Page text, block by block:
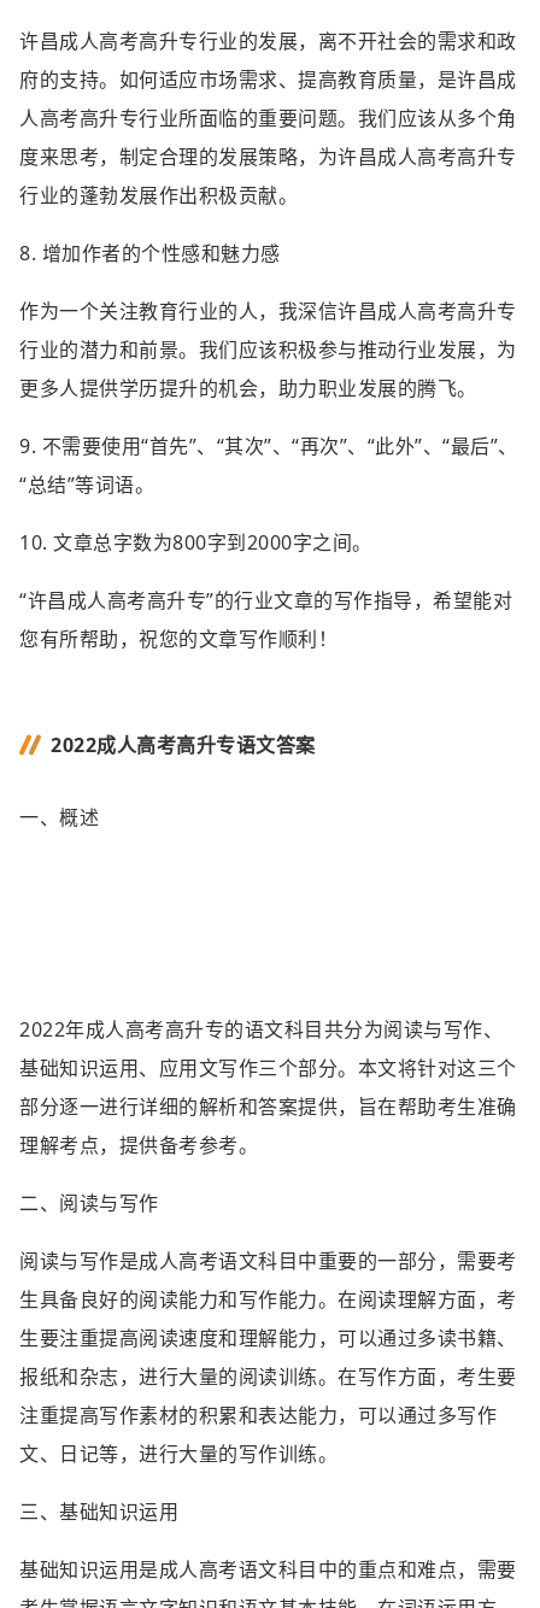
许昌成人高考高升专行业的发展，离不开社会的需求和政
府的支持。如何适应市场需求、提高教育质量，是许昌成
人高考高升专行业所面临的重要问题。我们应该从多个角
度来思考，制定合理的发展策略，为许昌成人高考高升专
行业的蓬勃发展作出积极贡献。
8. 增加作者的个性感和魅力感
作为一个关注教育行业的人，我深信许昌成人高考高升专
行业的潜力和前景。我们应该积极参与推动行业发展，为
更多人提供学历提升的机会，助力职业发展的腾飞。
9. 不需要使用“首先”、“其次”、“再次”、“此外”、“最后”、
“总结”等词语。
10. 文章总字数为800字到2000字之间。
“许昌成人高考高升专”的行业文章的写作指导，希望能对
您有所帮助，祝您的文章写作顺利！
2022成人高考高升专语文答案
一、概述
2022年成人高考高升专的语文科目共分为阅读与写作、
基础知识运用、应用文写作三个部分。本文将针对这三个
部分逐一进行详细的解析和答案提供，旨在帮助考生准确
理解考点，提供备考参考。
二、阅读与写作
阅读与写作是成人高考语文科目中重要的一部分，需要考
生具备良好的阅读能力和写作能力。在阅读理解方面，考
生要注重提高阅读速度和理解能力，可以通过多读书籍、
报纸和杂志，进行大量的阅读训练。在写作方面，考生要
注重提高写作素材的积累和表达能力，可以通过多写作
文、日记等，进行大量的写作训练。
三、基础知识运用
基础知识运用是成人高考语文科目中的重点和难点，需要